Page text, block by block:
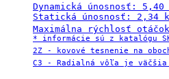
Dynamická únosnosť: 5,40
Statická únosnosť: 2,34
Maximálna rýchlosť
* informácie sú z katalógu
2Z - kovové tesnenie na
C3 - Radialná vôľa je väčšia